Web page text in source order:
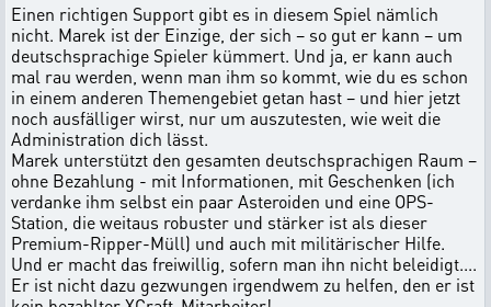
Einen richtigen Support gibt es in diesem Spiel nämlich
nicht. Marek ist der Einzige, der sich – so gut er kann – um
deutschsprachige Spieler kümmert. Und ja, er kann auch
mal rau werden, wenn man ihm so kommt, wie du es schon
in einem anderen Themengebiet getan hast – und hier jetzt
noch ausfälliger wirst, nur um auszutesten, wie weit die
Administration dich lässt.
Marek unterstützt den gesamten deutschsprachigen Raum –
ohne Bezahlung - mit Informationen, mit Geschenken (ich
verdanke ihm selbst ein paar Asteroiden und eine OPS-
Station, die weitaus robuster und stärker ist als dieser
Premium-Ripper-Müll) und auch mit militärischer Hilfe.
Und er macht das freiwillig, sofern man ihn nicht beleidigt....
Er ist nicht dazu gezwungen irgendwem zu helfen, den er ist